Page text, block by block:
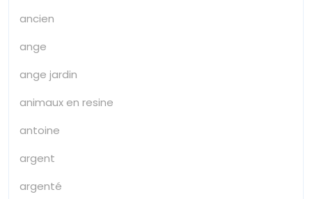
ancien
ange
ange jardin
animaux en resine
antoine
argent
argenté